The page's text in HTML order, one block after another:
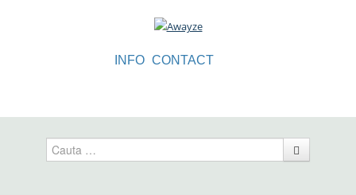
INFO CONTACT